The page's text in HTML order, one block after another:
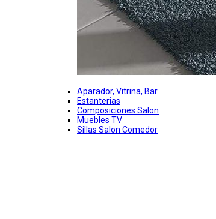
Aparador, Vitrina, Bar
Estanterias
Composiciones Salon
Muebles TV
Sillas Salon Comedor